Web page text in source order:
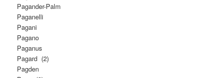
Pagander-Palm
Paganelli
Pagani
Pagano
Paganus
Pagard (2)
Pagden